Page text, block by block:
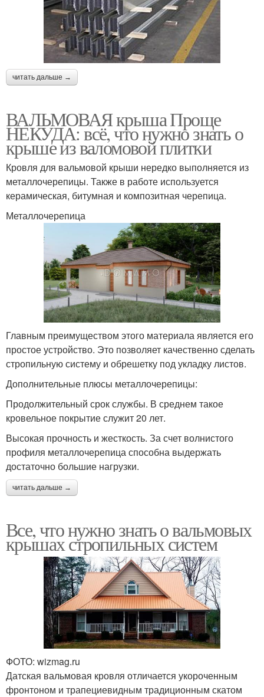
читать дальше →
ВАЛЬМОВАЯ крыша Проще
НЕКУДА: всё, что нужно знать о
крыше из валомовой плитки
Кровля для вальмовой крыши нередко выполняется из
металлочерепицы. Также в работе используется
керамическая, битумная и композитная черепица.
Металлочерепица
Главным преимуществом этого материала является его
простое устройство. Это позволяет качественно сделать
стропильную систему и обрешетку под укладку листов.
Дополнительные плюсы металлочерепицы:
Продолжительный срок службы. В среднем такое
кровельное покрытие служит 20 лет.
Высокая прочность и жесткость. За счет волнистого
профиля металлочерепица способна выдержать
достаточно большие нагрузки.
читать дальше →
Все, что нужно знать о вальмовых
крышах стропильных систем
ФОТО: wizmag.ru
Датская вальмовая кровля отличается укороченным
фронтоном и трапециевидным традиционным скатом